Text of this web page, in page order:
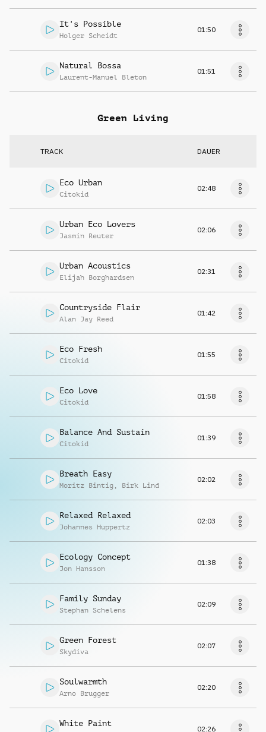
It's Possible
Holger Scheidt
01:50
Natural Bossa
Laurent-Manuel Bleton
01:51
Green Living
TRACK DAUER
Eco Urban
Citokid
02:48
Urban Eco Lovers
Jasmin Reuter
02:06
Urban Acoustics
Elijah Borghardsen
02:31
Countryside Flair
Alan Jay Reed
01:42
Eco Fresh
Citokid
01:55
Eco Love
Citokid
01:58
Balance And Sustain
Citokid
01:39
Breath Easy
Moritz Bintig , Birk Lind
02:02
Relaxed Relaxed
Johannes Huppertz
02:03
Ecology Concept
Jon Hansson
01:38
Family Sunday
Stephan Schelens
02:09
Green Forest
Skydiva
02:07
Soulwarmth
Arno Brugger
02:20
White Paint
02:26